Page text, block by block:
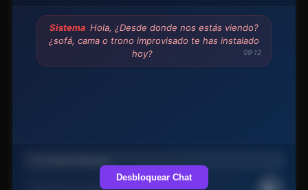
Sistema Hola, ¿Desde donde nos estás viendo?
¿sofá, cama o trono improvisado te has instalado
hoy?
09:12
Desbloquear Chat